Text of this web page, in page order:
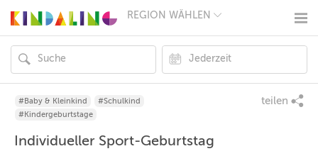
REGION WÄHLEN
MÜNCHEN
HAMBURG
FRANKFURT
KÖLN
DÜSSELDORF
HANNOVER
#Baby & Kleinkind
#Schulkind
#Kindergeburtstage
teilen
Individueller Sport-Geburtstag